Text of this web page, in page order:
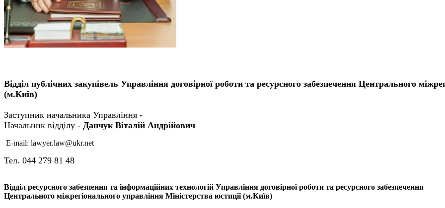
Відділ публічних закупівель Управління договірної роботи та ресурсного забезпечення Центрального
(м.Київ)
Заступник начальника Управління -
Начальник відділу - Данчук Віталій Андрійович
Е-mail: lawyer.law@ukr.net
Тел. 044 279 81 48
Відділ ресурсного забезпення та інформаційних технологій Управління договірної роботи та ресурсного забезпечення
Центрального міжрегіонального управління Міністерства юстиції (м.Київ)